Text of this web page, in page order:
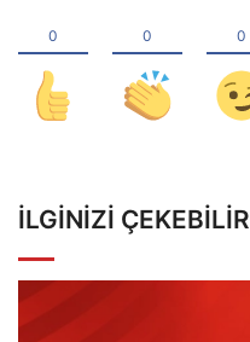
İLGINIZI ÇEKEBILIR